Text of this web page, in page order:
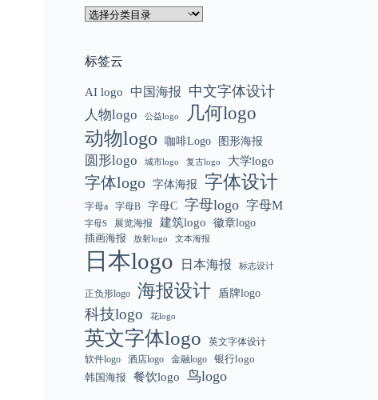
标签云
AI logo 中国海报 中文字体设计
人物logo 公益logo
几何logo
动物logo
咖啡Logo 图形海报
圆形logo 城市logo 复古logo 大学logo
字体logo 字体海报 字体设计
字母a 字母B 字母C 字母logo 字母M
字母S 展览海报 建筑logo 徽章logo
插画海报 放射logo 文本海报
日本logo 日本海报 标志设计
正负形logo 海报设计 盾牌logo
科技logo 花logo
英文字体logo
英文字体设计
软件logo
酒店logo 金融logo
银行logo
韩国海报
餐饮logo 鸟logo